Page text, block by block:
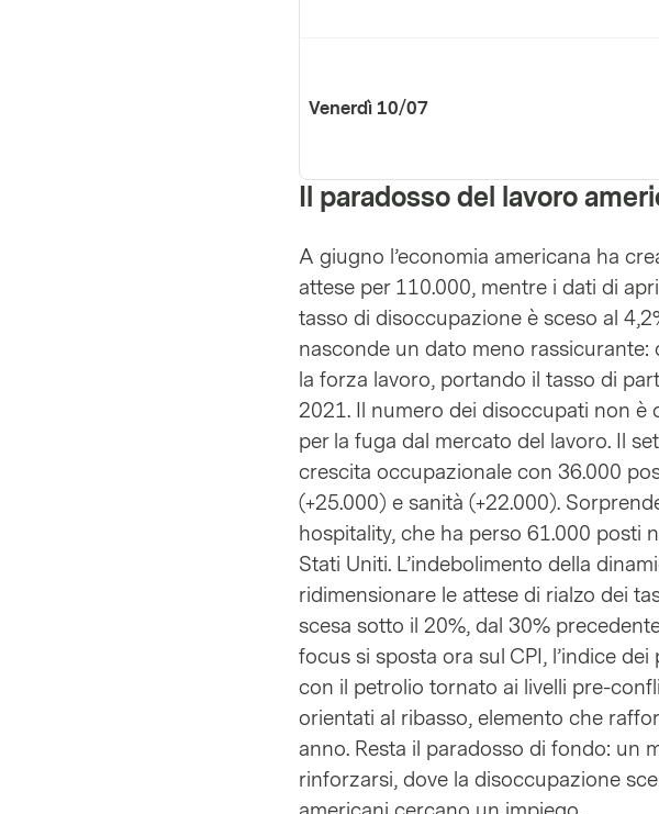
Venerdì 10/07
Il paradosso del lavoro
A giugno l’economia americana ha
attese per 110.000, mentre i dati di
tasso di disoccupazione è sceso al
nasconde un dato meno
la forza lavoro, portando il tasso di
2021. Il numero dei disoccupati non è
per la fuga dal mercato del lavoro. Il
crescita occupazionale con 36.000
(+25.000) e sanità (+22.000).
hospitality, che ha perso 61.000 posti
Stati Uniti. L’indebolimento della
ridimensionare le attese di rialzo dei
scesa sotto il 20%, dal 30%
focus si sposta ora sul CPI, l’indice
con il petrolio tornato ai livelli pre-
orientati al ribasso, elemento che
anno. Resta il paradosso di fondo: un
rinforzarsi, dove la disoccupazione